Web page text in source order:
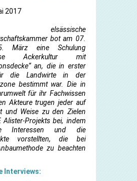
2017
elsässische
bot am 07.
März eine Schulung
Ackerkultur mit
an, die in erster
die Landwirte in der
bestimmt war. Die in
für ihr Fachwissen
Akteure trugen jeder auf
und Weise zu den Zielen
Alister-Projekts bei, indem
Interessen und die
vorstellten, die bei
zu beachten
Interviews: